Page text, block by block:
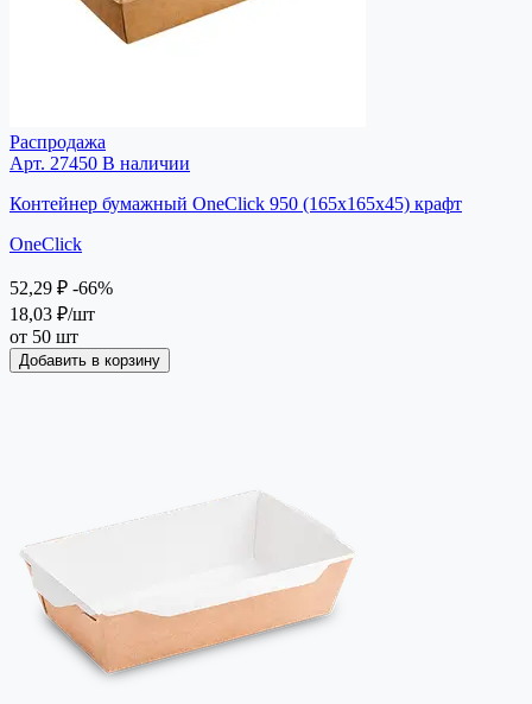
Распродажа
Арт. 27450 В наличии
Контейнер бумажный OneClick 950 (165х165х45) крафт
OneClick
52,29 ₽ -66%
18,03 ₽/шт
от 50 шт
Добавить в корзину